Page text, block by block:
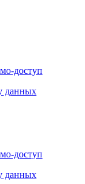
доступ
данных
доступ
данных